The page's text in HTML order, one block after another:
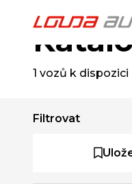
1 vozů k dispozici
Filtrovat